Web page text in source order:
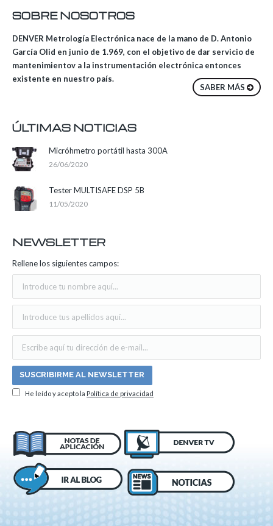
SOBRE NOSOTROS
DENVER Metrología Electrónica nace de la mano de D. Antonio
García Olid en junio de 1.969, con el objetivo de dar servicio de
mantenimientov a la instrumentación electrónica entonces
existente en nuestro país.
SABER MÁS
ÚLTIMAS NOTICIAS
Micróhmetro portátil hasta 300A
26/06/2020
Tester MULTISAFE DSP 5B
11/05/2020
NEWSLETTER
Rellene los siguientes campos:
He leído y acepto la Política de privacidad